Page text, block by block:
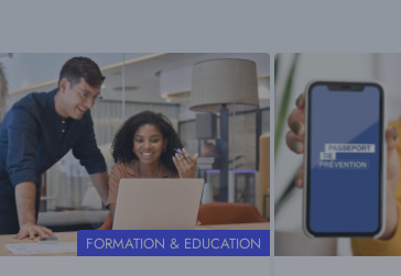
THÉMATIQUE
FORMATION & EDUCATION
Visuel
principal